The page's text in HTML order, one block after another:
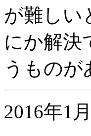
が難しい
にか解決
うもの
2016年1